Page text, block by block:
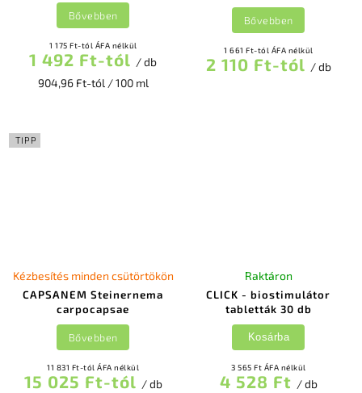
1 175 Ft-tól ÁFA nélkül
1 492 Ft-tól / db
904,96 Ft-tól / 100 ml
Bővebben
1 661 Ft-tól ÁFA nélkül
2 110 Ft-tól / db
Bővebben
TIPP
CAPSANEM Steinernema
carpocapsae
Kézbesítés minden csütörtökön
11 831 Ft-tól ÁFA nélkül
15 025 Ft-tól / db
Bővebben
CLICK - biostimulátor
tabletták 30 db
Raktáron
3 565 Ft ÁFA nélkül
4 528 Ft / db
Kosárba